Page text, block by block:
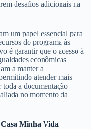
desafios adicionais na
um papel essencial para
do programa às
é garantir que o acesso à
econômicas
a manter a
atender mais
a documentação
no momento da
Minha Vida